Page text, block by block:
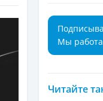
Мы
Читайте